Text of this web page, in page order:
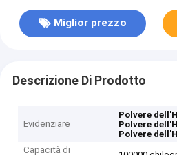
Miglior prezzo
Descrizione Di Prodotto
Evidenziare
Polvere
Polvere
Polvere
Capacità di